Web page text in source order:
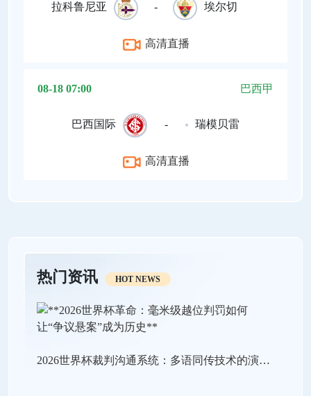
拉科鲁尼亚 - 埃尔切
高清直播
08-18 07:00 巴西甲
巴西国际 - 瑞模贝雷
高清直播
热门资讯 HOT NEWS
2026世界杯裁判沟通系统：多语同传技术的演进临界点与战略价值重构